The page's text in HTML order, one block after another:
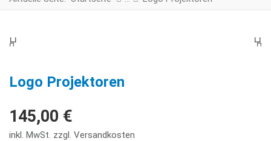
Logo Projektoren
145,00 €
inkl. MwSt. zzgl. Versandkosten